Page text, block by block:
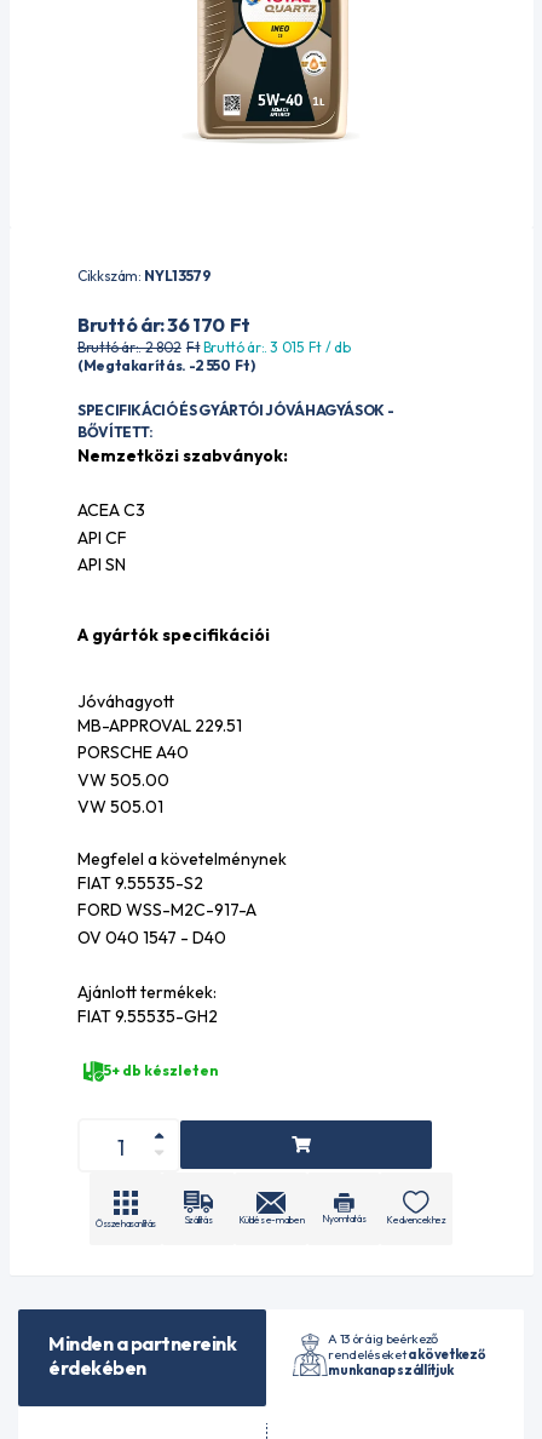
Cikkszám: NYL13579
Bruttó ár: 36 170 Ft
Bruttó ár:. 2 802 FtBruttó ár:. 3 015 Ft/ db
(Megtakarítás. -2 550 Ft)
SPECIFIKÁCIÓ ÉS GYÁRTÓI JÓVÁHAGYÁSOK -
BŐVÍTETT:
Nemzetközi szabványok:
ACEA C3
API CF
API SN
A gyártók specifikációi
Jóváhagyott
MB-APPROVAL 229.51
PORSCHE A40
VW 505.00
VW 505.01
Megfelel a követelménynek
FIAT 9.55535-S2
FORD WSS-M2C-917-A
OV 040 1547 - D40
Ajánlott termékek:
FIAT 9.55535-GH2
5+ db készleten
Összehasonlítás Szállítás Küldés e-mailben Nyomtatás Kedvencekhez
Minden a partnereink
érdekében
A 13 óráig beérkező
rendeléseketa következő
munkanap szállítjuk